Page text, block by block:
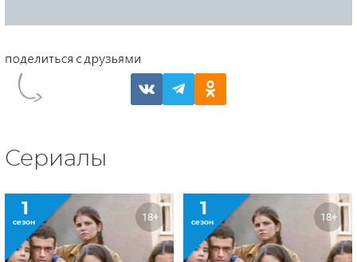
Сериалы
1
сезон 18+ 1
сезон 18+